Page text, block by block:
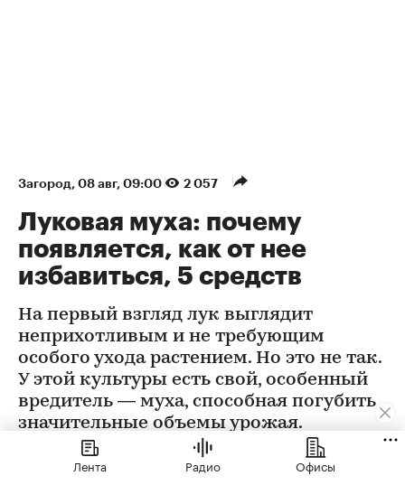
Загород⁠, 08 авг, 09:00 2 057
Луковая муха: почему
появляется, как от нее
избавиться, 5 средств
На первый взгляд лук выглядит
неприхотливым и не требующим
особого ухода растением. Но это не так.
У этой культуры есть свой, особенный
вредитель — муха, способная погубить
значительные объемы урожая.
Лента Радио Офисы